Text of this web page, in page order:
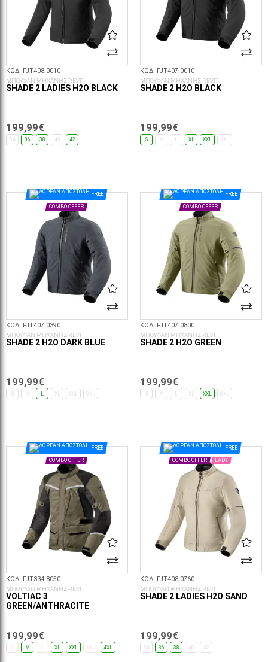
ΚΩΔ. FJT408.0010
ΜΠΟΥΦΑΝ ΜΗΧΑΝΗΣ REVIT
SHADE 2 LADIES H2O BLACK
199,99€
34 36 38 40 42
ΚΩΔ. FJT407.0010
ΜΠΟΥΦΑΝ ΜΗΧΑΝΗΣ REVIT
SHADE 2 H2O BLACK
199,99€
S XL XXL 3XL
FREE
COMBO OFFER
ΚΩΔ. FJT407.0390
ΜΠΟΥΦΑΝ ΜΗΧΑΝΗΣ REVIT
SHADE 2 H2O DARK BLUE
199,99€
S XL XXL 3XL
FREE
COMBO OFFER
ΚΩΔ. FJT407.0800
ΜΠΟΥΦΑΝ ΜΗΧΑΝΗΣ REVIT
SHADE 2 H2O GREEN
199,99€
S XL XXL 3XL
FREE
COMBO OFFER
ΚΩΔ. FJT334.8050
ΜΠΟΥΦΑΝ ΜΗΧΑΝΗΣ REVIT
VOLTIAC 3
GREEN/ANTHRACITE
199,99€
S M XL XXL 3XL 4XL
FREE
COMBO OFFER LADY
ΚΩΔ. FJT408.0760
ΜΠΟΥΦΑΝ ΜΗΧΑΝΗΣ REVIT
SHADE 2 LADIES H2O SAND
199,99€
34 36 38 40 42